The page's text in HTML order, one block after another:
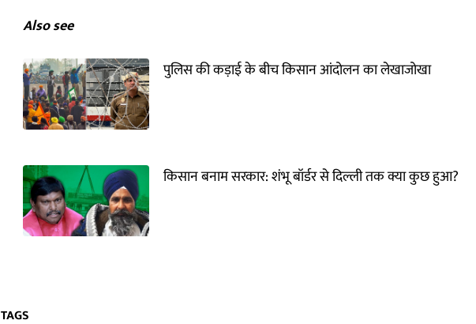
Also see
पुलिस की कड़ाई के बीच किसान आंदोलन का लेखाजोखा
किसान बनाम सरकार: शंभू बॉर्डर से दिल्ली तक क्या कुछ हुआ?
TAGS